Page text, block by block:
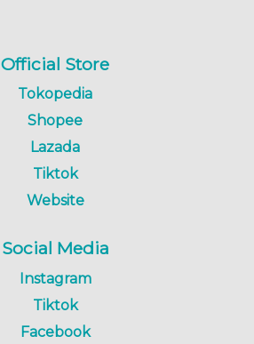
Official Store
Tokopedia
Shopee
Lazada
Tiktok
Website
Social Media
Instagram
Tiktok
Facebook